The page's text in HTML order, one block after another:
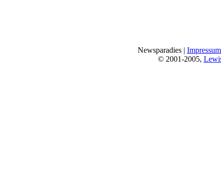
Newsparadies | Impressum
© 2001-2005,